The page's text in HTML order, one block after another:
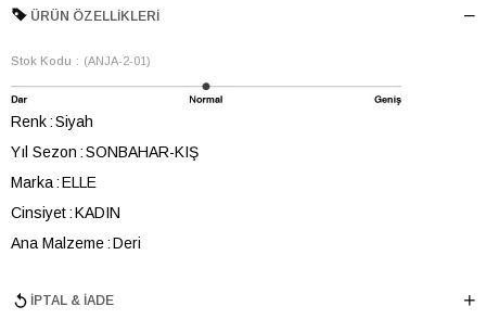
ÜRÜN ÖZELLIKLERI
Stok Kodu (ANJA-2-01)
Renk Siyah
Yıl Sezon SONBAHAR-KIŞ
Marka ELLE
Cinsiyet KADIN
Ana Malzeme Deri
Topuk Boyu 6 cm
İPTAL & İADE